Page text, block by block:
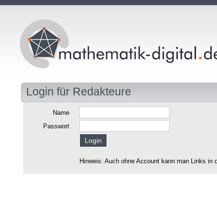
Login für Redakteure
Name
Passwort
Hinweis: Auch ohne Account kann man Links in